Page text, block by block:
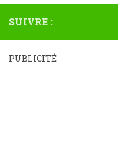
SUIVRE :
PUBLICITÉ